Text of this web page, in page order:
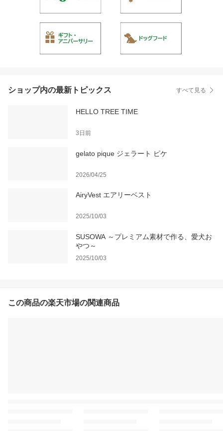
ショップ内の最新トピックス すべて見る
HELLO TREE TIME
3日前
gelato pique ジェラート ピケ
2026/04/25
AiryVest エアリーベスト
2025/10/03
SUSOWA ～プレミアム素材で作る、愛犬お
やつ～
2025/10/03
この商品の楽天市場の関連商品